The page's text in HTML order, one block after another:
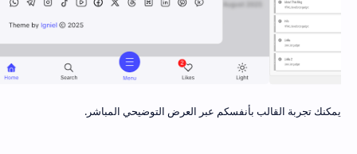
يمكنك تجربة القالب بأنفسكم عبر العرض التوضيحي المباشر.